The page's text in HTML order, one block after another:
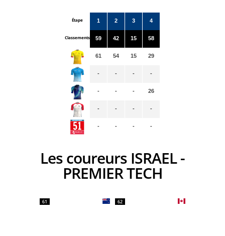
Étape
Classements
1
59
61
-
-
-
-
2
42
54
-
-
-
-
3
15
15
-
-
-
-
4
58
29
-
26
-
-
Les coureurs ISRAEL -
PREMIER TECH
61 62